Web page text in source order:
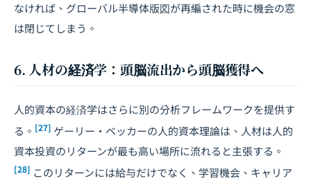
なければ、グローバル半導体版図が再編された時に機会の窓
は閉じてしまう。
6. 人材の経済学：頭脳流出から頭脳獲得へ
人的資本の経済学はさらに別の分析フレームワークを提供す
る。 [27] ゲーリー・ベッカーの人的資本理論は、人材は人的
資本投資のリターンが最も高い場所に流れると主張する。
[28] このリターンには給与だけでなく、学習機会、キャリア